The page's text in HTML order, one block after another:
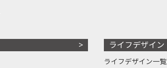
ライフデザイン
ライフデザイン一覧